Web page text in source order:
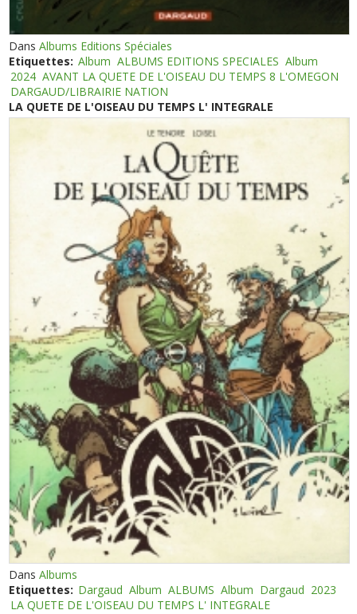
DansAlbums Editions Spéciales
Etiquettes: Album ALBUMS EDITIONS SPECIALES Album
2024 AVANT LA QUETE DE L'OISEAU DU TEMPS 8 L'OMEGON
DARGAUD/LIBRAIRIE NATION
LA QUETE DE L'OISEAU DU TEMPS L' INTEGRALE
DansAlbums
Etiquettes: Dargaud Album ALBUMS Album Dargaud 2023
LA QUETE DE L'OISEAU DU TEMPS L' INTEGRALE